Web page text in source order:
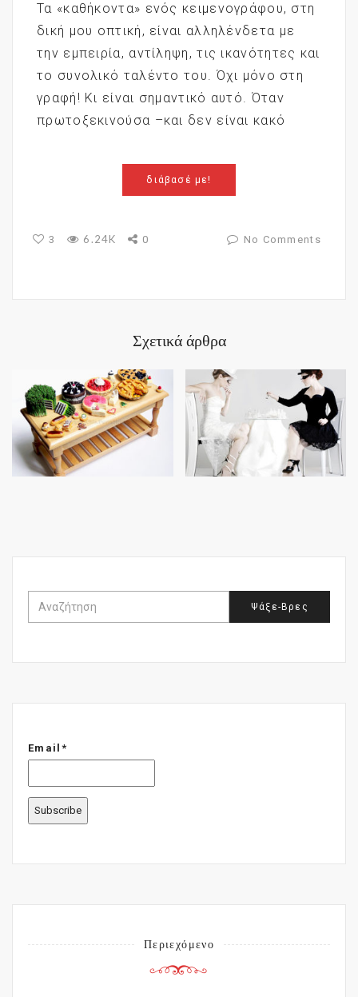
Τα «καθήκοντα» ενός κειμενογράφου, στη
δική μου οπτική, είναι αλληλένδετα με
την εμπειρία, αντίληψη, τις ικανότητες και
το συνολικό ταλέντο του. Όχι μόνο στη
γραφή! Κι είναι σημαντικό αυτό. Όταν
πρωτοξεκινούσα –και δεν είναι κακό
διάβασέ με!
3 6.24K 0 No Comments
Σχετικά άρθρα
Email*
Περιεχόμενο